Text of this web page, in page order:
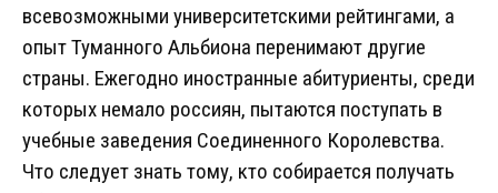
всевозможными университетскими рейтингами, а
опыт Туманного Альбиона перенимают другие
страны. Ежегодно иностранные абитуриенты, среди
которых немало россиян, пытаются поступать в
учебные заведения Соединенного Королевства.
Что следует знать тому, кто собирается получать